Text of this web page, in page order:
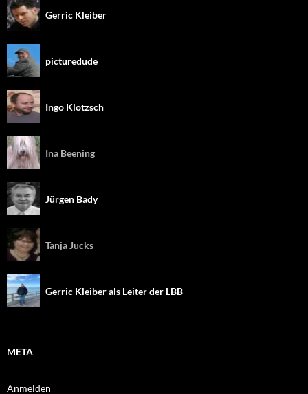
Gerric Kleiber
picturedude
Ingo Klotzsch
Ina Beening
Jürgen Bady
Tanja Jucks
Gerric Kleiber als Leiter der LBB
META
Anmelden